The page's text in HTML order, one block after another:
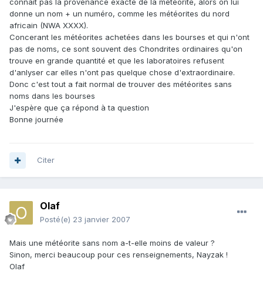
connait pas la provenance exacte de la météorite, alors on lui
donne un nom + un numéro, comme les météorites du nord
africain (NWA XXXX).
Concerant les météorites achetées dans les bourses et qui n'ont
pas de noms, ce sont souvent des Chondrites ordinaires qu'on
trouve en grande quantité et que les laboratoires refusent
d'anlyser car elles n'ont pas quelque chose d'extraordinaire.
Donc c'est tout a fait normal de trouver des météorites sans
noms dans les bourses
J'espère que ça répond à ta question
Bonne journée
Citer
Olaf
Posté(e) 23 janvier 2007
Mais une météorite sans nom a-t-elle moins de valeur ?
Sinon, merci beaucoup pour ces renseignements, Nayzak !
Olaf